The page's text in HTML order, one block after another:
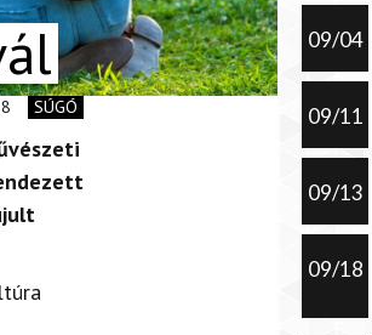
09/04
09/11
09/13
09/18
SÚGÓ